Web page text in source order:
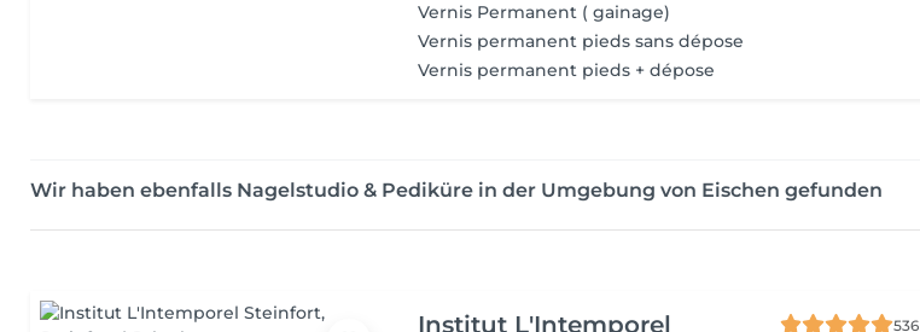
Vernis Permanent ( gainage)
Vernis permanent pieds sans dépose
Vernis permanent pieds + dépose
Wir haben ebenfalls Nagelstudio & Pediküre in der Umgebung von Eischen gefunden
Institut L'Intemporel
536